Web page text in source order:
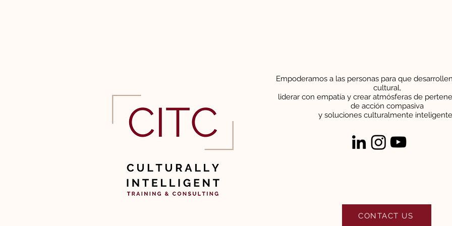
Empoderamos a las personas para que
cultural,
liderar con empatía y crear atmósferas de
de acción compasiva
y soluciones culturalmente
CONTACT US